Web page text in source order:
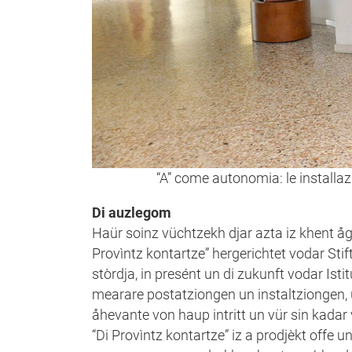
“A” come autonomia: le
Di auzlegom
Haür soinz vüchtzekh djar azta iz khent
Provìntz kontartze” hergerichtet vodar
stòrdja, in presént un di zukunft vodar
mearare postatziongen un
åhevante von haup intritt un vür sin
“Di Provìntz kontartze” iz a prodjèkt offe